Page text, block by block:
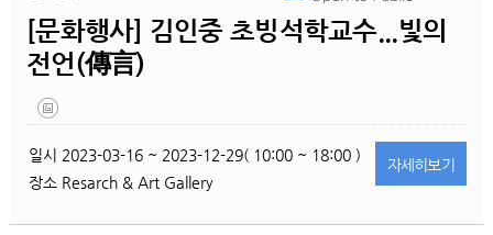
[문화행사] 김인중 초빙석학교수...빛의
전언(傳言)
일시 2023-03-16 ~ 2023-12-29( 10:00 ~ 18:00 )
장소 Resarch & Art Gallery
자세히보기